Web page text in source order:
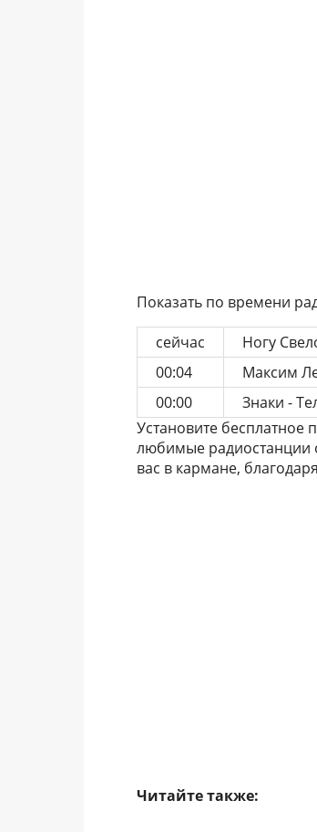
Показать по времени
сейчас
Ногу
00:04
Максим
00:00
Знаки -
Установите бесплатное
любимые радиостанции
вас в кармане,
Читайте также: